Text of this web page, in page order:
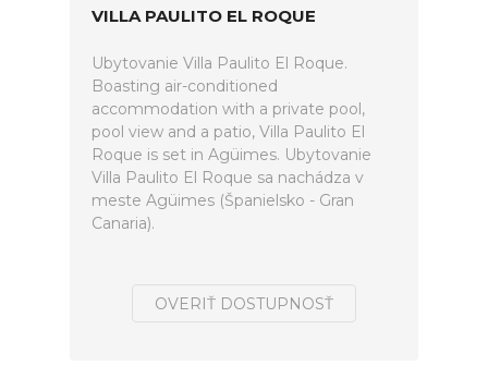
VILLA PAULITO EL ROQUE
Ubytovanie Villa Paulito El Roque.
Boasting air-conditioned
accommodation with a private pool,
pool view and a patio, Villa Paulito El
Roque is set in Agüimes. Ubytovanie
Villa Paulito El Roque sa nachádza v
meste Agüimes (Španielsko - Gran
Canaria).
OVERIŤ DOSTUPNOSŤ